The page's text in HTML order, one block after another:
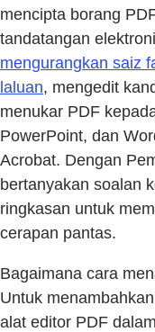
mencipta borang
tandatangan
mengurangkan saiz
laluan, mengedit
menukar PDF
PowerPoint, dan
Acrobat. Dengan
bertanyakan soalan
ringkasan untuk
cerapan pantas.
Bagaimana cara
Untuk
alat editor PDF